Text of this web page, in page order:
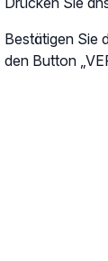
Bestätigen Sie
den Button